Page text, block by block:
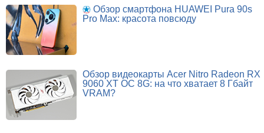
Обзор смартфона HUAWEI Pura 90s
Pro Max: красота повсюду
Обзор видеокарты Acer Nitro Radeon RX
9060 XT OC 8G: на что хватает 8 Гбайт
VRAM?